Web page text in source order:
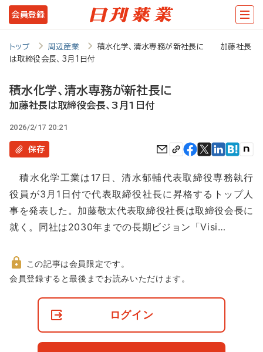
メ
イ
ン
テ
ツ
に
動
会員登録
トップ 周辺産業
積水化学、清水専務が新社長に 加藤社長
は取締役会長、3月1日付
積水化学、清水専務が新社長に
加藤社長は取締役会長、3月1日付
2026/2/17 20:21
保存
積水化学工業は17日、清水郁輔代表取締役専務執行
役員が3月1日付で代表取締役社長に昇格するトップ人
事を発表した。加藤敬太代表取締役社長は取締役会長に
就く。同社は2030年までの長期ビジョン「Visi…
非
この記事は会員限定です。
会員登録すると最後までお読みいただけます。
ログイン